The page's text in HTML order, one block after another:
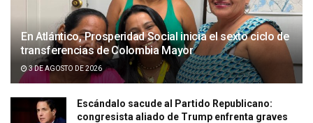
En Atlántico, Prosperidad Social inicia el sexto ciclo de
transferencias de Colombia Mayor
3 DE AGOSTO DE 2026
Escándalo sacude al Partido Republicano:
congresista aliado de Trump enfrenta graves